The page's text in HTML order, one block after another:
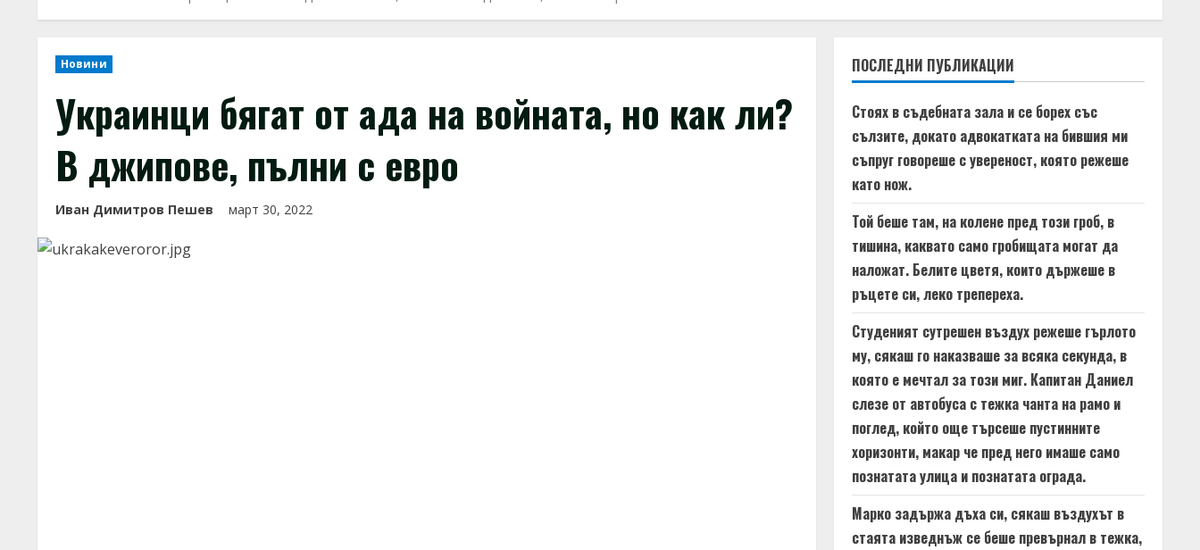
Новини
Украинци бягат от ада на войната, но как ли?
В джипове, пълни с евро
Иван Димитров Пешев март 30, 2022
ПОСЛЕДНИ ПУБЛИКАЦИИ
Стоях в съдебната зала и се борех със
сълзите, докато адвокатката на бившия ми
съпруг говореше с увереност, която режеше
като нож.
Той беше там, на колене пред този гроб, в
тишина, каквато само гробищата могат да
наложат. Белите цветя, които държеше в
ръцете си, леко трепереха.
Студеният сутрешен въздух режеше гърлото
му, сякаш го наказваше за всяка секунда, в
която е мечтал за този миг. Капитан Даниел
слезе от автобуса с тежка чанта на рамо и
поглед, който още търсеше пустинните
хоризонти, макар че пред него имаше само
познатата улица и познатата ограда.
Марко задържа дъха си, сякаш въздухът в
стаята изведнъж се беше превърнал в тежка,